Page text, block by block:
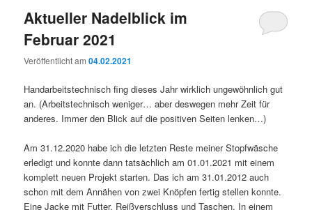
Aktueller Nadelblick im
Februar 2021
Veröffentlicht am04.02.2021
Handarbeitstechnisch fing dieses Jahr wirklich ungewöhnlich gut
an. (Arbeitstechnisch weniger… aber deswegen mehr Zeit für
anderes. Immer den Blick auf die positiven Seiten lenken…)
Am 31.12.2020 habe ich die letzten Reste meiner Stopfwäsche
erledigt und konnte dann tatsächlich am 01.01.2021 mit einem
komplett neuen Projekt starten. Das ich am 31.01.2012 auch
schon mit dem Annähen von zwei Knöpfen fertig stellen konnte.
Eine Jacke mit Futter, Reißverschluss und Taschen. In einem